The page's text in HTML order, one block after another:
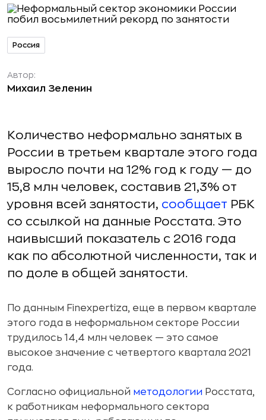
Россия
Автор:
Михаил Зеленин
Количество неформально занятых в
России в третьем квартале этого года
выросло почти на 12% год к году — до
15,8 млн человек, составив 21,3% от
уровня всей занятости, сообщает РБК
со ссылкой на данные Росстата. Это
наивысший показатель с 2016 года
как по абсолютной численности, так и
по доле в общей занятости.
По данным Finexpertiza, еще в первом квартале
этого года в неформальном секторе России
трудилось 14,4 млн человек — это самое
высокое значение с четвертого квартала 2021
года.
Согласно официальной методологии Росстата,
к работникам неформального сектора